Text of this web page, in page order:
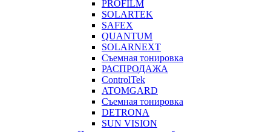
PROFILM
SOLARTEK
SAFEX
QUANTUM
SOLARNEXT
Съемная тонировка
РАСПРОДАЖА
ControlTek
ATOMGARD
Съемная тонировка
DETRONA
SUN VISION